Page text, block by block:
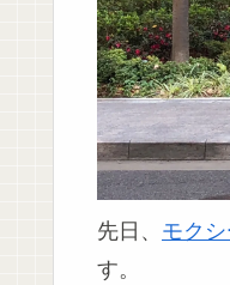
先日、 モク
す。